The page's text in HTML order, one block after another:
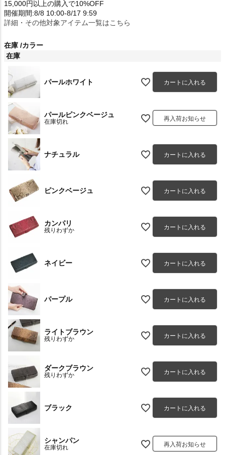
15,000円以上の購入で10%OFF
開催期間:8/8 10:00-8/17 9:59
詳細・その他対象アイテム一覧はこちら
在庫 カラー
在庫
パールホワイト カートに入れる
パールピンクベージュ
在庫切れ 再入荷お知らせ
ナチュラル カートに入れる
ピンクベージュ カートに入れる
カンパリ
残りわずか カートに入れる
ネイビー カートに入れる
パープル カートに入れる
ライトブラウン
残りわずか カートに入れる
ダークブラウン
残りわずか カートに入れる
ブラック カートに入れる
シャンパン
在庫切れ 再入荷お知らせ